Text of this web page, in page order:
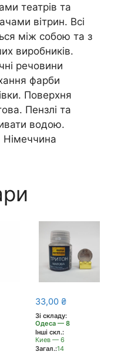
театрів та
вітрин. Всі
між собою та з
виробників.
речовини
фарби
Поверхня
Пензлі та
водою.
Німеччина
33,00 ₴
Зі складу:
Одеса — 8
Інші скл.:
Киев — 6
Загал.:14